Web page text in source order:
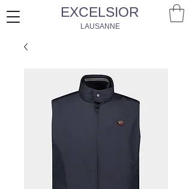
EXCELSIOR
LAUSANNE